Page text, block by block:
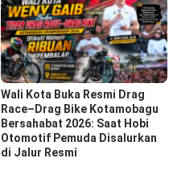
Wali Kota Buka Resmi Drag
Race–Drag Bike Kotamobagu
Bersahabat 2026: Saat Hobi
Otomotif Pemuda Disalurkan
di Jalur Resmi